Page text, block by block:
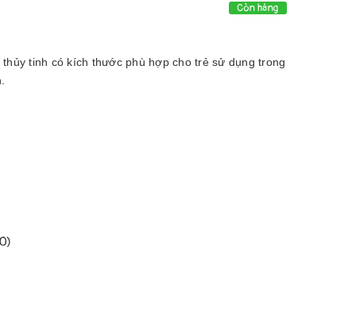
Còn hàng
tinh có kích thước phù hợp cho trẻ sử dụng trong